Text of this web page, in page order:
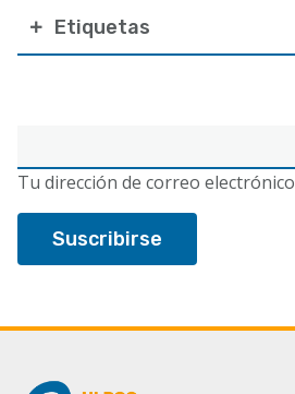
electrónico
Tu dirección de correo electrónico
Etiquetas